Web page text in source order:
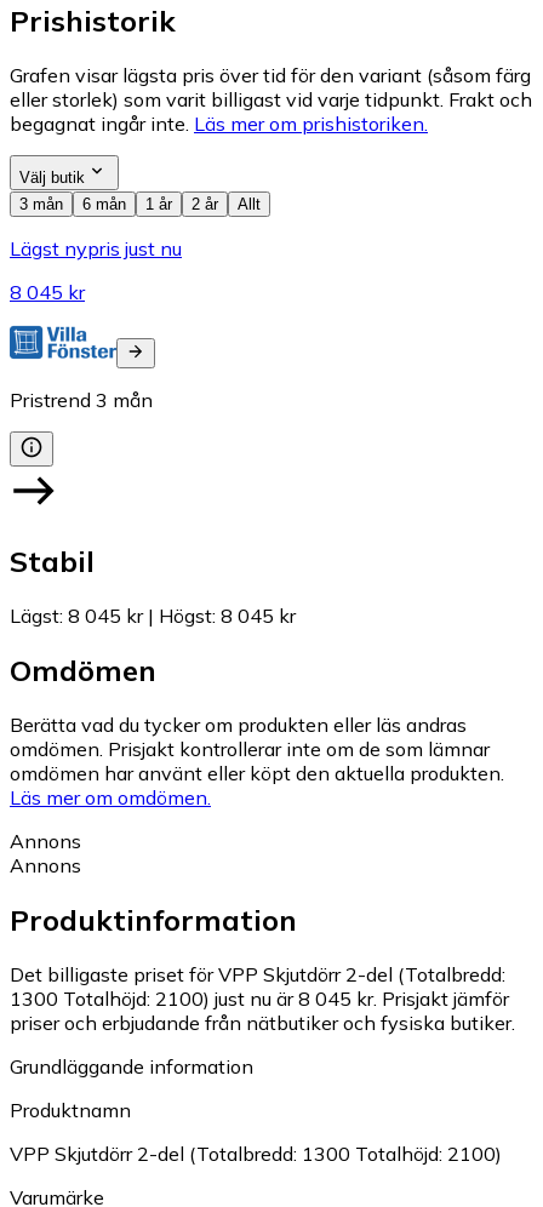
Prishistorik
Grafen visar lägsta pris över tid för den variant (såsom färg
eller storlek) som varit billigast vid varje tidpunkt. Frakt och
begagnat ingår inte. Läs mer om prishistoriken.
Välj butik
3 mån
6 mån 1 år 2 år Allt
Lägst nypris just nu
8 045 kr
Pristrend 3 mån
Stabil
Lägst: 8 045 kr| Högst: 8 045 kr
Omdömen
Berätta vad du tycker om produkten eller läs andras
omdömen. Prisjakt kontrollerar inte om de som lämnar
omdömen har använt eller köpt den aktuella produkten.
Läs mer om omdömen.
Annons
Annons
Produktinformation
Det billigaste priset för VPP Skjutdörr 2-del (Totalbredd:
1300 Totalhöjd: 2100) just nu är 8 045 kr. Prisjakt jämför
priser och erbjudande från nätbutiker och fysiska butiker.
Grundläggande information
Produktnamn
VPP Skjutdörr 2-del (Totalbredd: 1300 Totalhöjd: 2100)
Varumärke